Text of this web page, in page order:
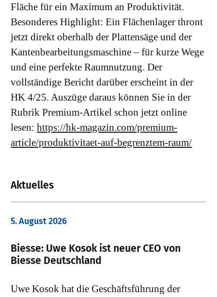
Fläche für ein Maximum an Produktivität.
Besonderes Highlight: Ein Flächenlager thront
jetzt direkt oberhalb der Plattensäge und der
Kantenbearbeitungsmaschine – für kurze Wege
und eine perfekte Raumnutzung. Der
vollständige Bericht darüber erscheint in der
HK 4/25. Auszüge daraus können Sie in der
Rubrik Premium-Artikel schon jetzt online
lesen:https://hk-magazin.com/premium-
article/produktivitaet-auf-begrenztem-raum/
Aktuelles
5. August 2026
Biesse: Uwe Kosok ist neuer CEO von
Biesse Deutschland
Uwe Kosok hat die Geschäftsführung der